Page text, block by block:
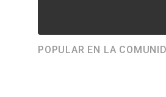
POPULAR EN LA